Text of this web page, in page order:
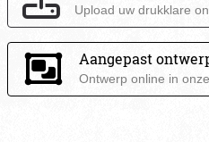
Upload uw drukklare
Aangepast
Ontwerp online in